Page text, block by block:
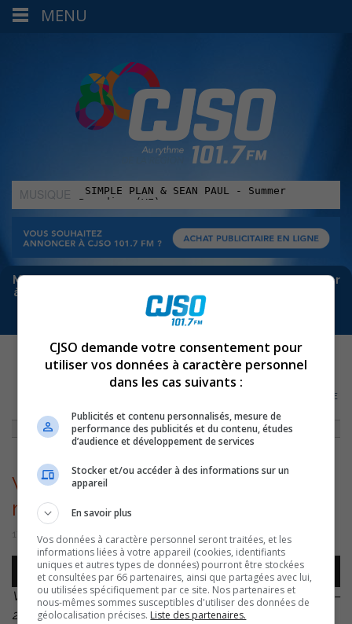
MUSIQUE
:
Meta bloque les infos sur Facebook. Pour ne rien manquer
à Sorel-Tracy et la région, abonne-toi à notre infolettre :
ACTUALITÉS»400 PERSONNES À LA GRANDE MARCHE DE
VINCENT DEGUISE – GRANDE MARCHE PIERRE
Vincent Deguise – Grande
marche Pierre Lavoie – 20221005
17 octobre 2022 | Par Sylvain Rochon
Lecteur
audio
00:00 00:00
Vincent Deguise – Grande marche Pierre Lavoie –
20221005.
MENU
CJSO demande votre consentement pour
utiliser vos données à caractère personnel
dans les cas suivants :
Publicités et contenu personnalisés, mesure de
performance des publicités et du contenu, études
d’audience et développement de services
Stocker et/ou accéder à des informations sur un
appareil
En savoir plus
Vos données à caractère personnel seront traitées, et les
informations liées à votre appareil (cookies, identifiants
uniques et autres types de données) pourront être stockées
et consultées par 66 partenaires, ainsi que partagées avec lui,
ou utilisées spécifiquement par ce site. Nos partenaires et
nous-mêmes sommes susceptibles d'utiliser des données de
géolocalisation précises. Liste des partenaires.